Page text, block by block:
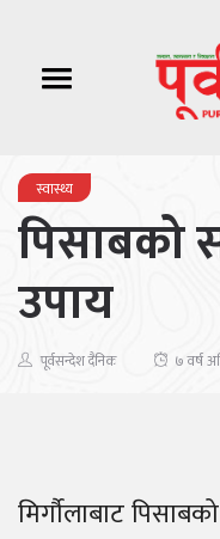
स्वास्थ्य
पिसाबको
उपाय
पूर्वसन्देश दैनिक ७ वर्ष
मिर्गौलाबाट